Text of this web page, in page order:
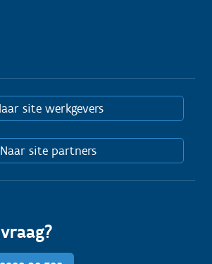
site werkgevers
Naar site partners